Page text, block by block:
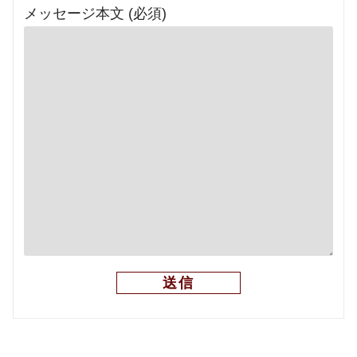
メッセージ本文 (必須)